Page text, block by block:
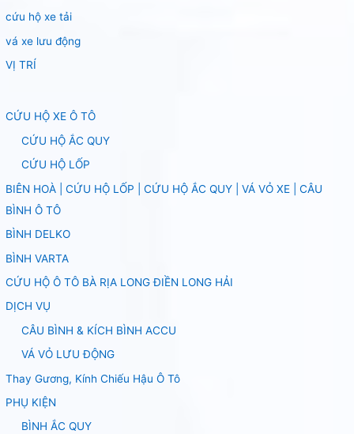
cứu hộ xe tải
vá xe lưu động
VỊ TRÍ
CỨU HỘ XE Ô TÔ
CỨU HỘ ẮC QUY
CỨU HỘ LỐP
BIÊN HOÀ | CỨU HỘ LỐP | CỨU HỘ ẮC QUY | VÁ VỎ XE | CÂU
BÌNH Ô TÔ
BÌNH DELKO
BÌNH VARTA
CỨU HỘ Ô TÔ BÀ RỊA LONG ĐIỀN LONG HẢI
DỊCH VỤ
CÂU BÌNH & KÍCH BÌNH ACCU
VÁ VỎ LƯU ĐỘNG
Thay Gương, Kính Chiếu Hậu Ô Tô
PHỤ KIỆN
BÌNH ẮC QUY